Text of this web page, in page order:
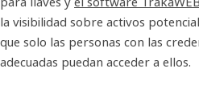
la visibilidad sobre activos
que solo las personas con las
adecuadas puedan acceder a ellos.